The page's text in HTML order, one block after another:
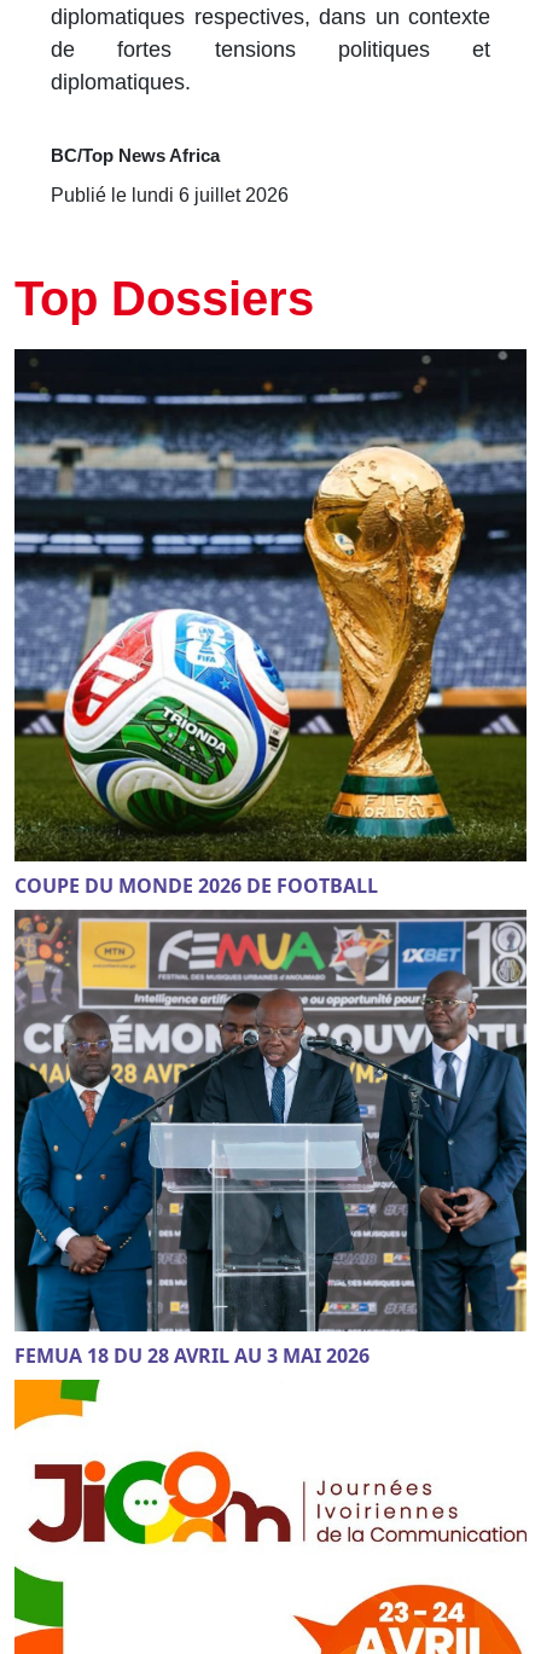
diplomatiques respectives, dans un contexte
de fortes tensions politiques et
diplomatiques.
BC/Top News Africa
Publié le lundi 6 juillet 2026
Top Dossiers
COUPE DU MONDE 2026 DE FOOTBALL
FEMUA 18 DU 28 AVRIL AU 3 MAI 2026